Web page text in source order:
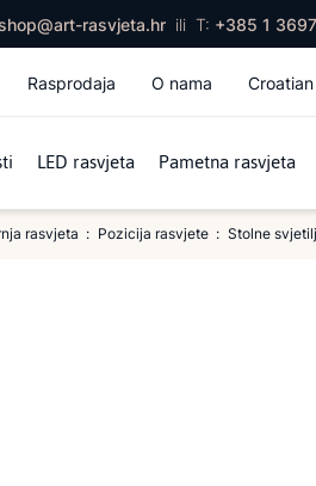
rasvjeta.hr ili T: +385 1
Rasprodaja O nama Croatian
LED rasvjeta Pametna rasvjeta
rasvjeta Pozicija rasvjete Stolne